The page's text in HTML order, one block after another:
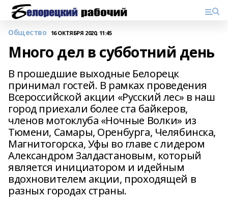
Общество 16 ОКТЯБРЯ 2020, 11:45
Много дел в субботний день
В прошедшие выходные Белорецк
принимал гостей. В рамках проведения
Всероссийской акции «Русский лес» в наш
город приехали более ста байкеров,
членов мотоклуба «Ночные Волки» из
Тюмени, Самары, Оренбурга, Челябинска,
Магнитогорска, Уфы во главе с лидером
Александром Залдастановым, который
является инициатором и идейным
вдохновителем акции, проходящей в
разных городах страны.